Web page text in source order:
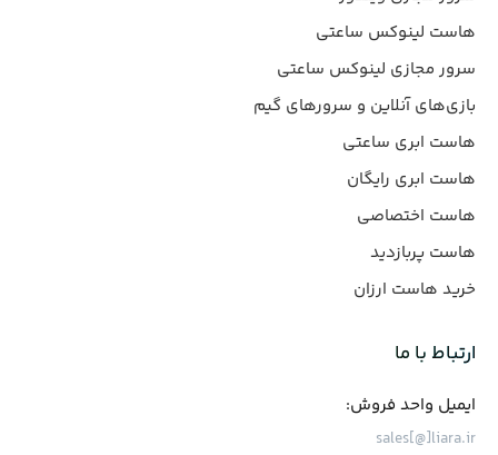
هاست لینوکس ساعتی
سرور مجازی لینوکس ساعتی
بازی‌های آنلاین و سرورهای گیم
هاست ابری ساعتی
هاست ابری رایگان
هاست اختصاصی
هاست پربازدید
خرید هاست ارزان
ارتباط با ما
ایمیل واحد فروش:
sales[@]liara.ir